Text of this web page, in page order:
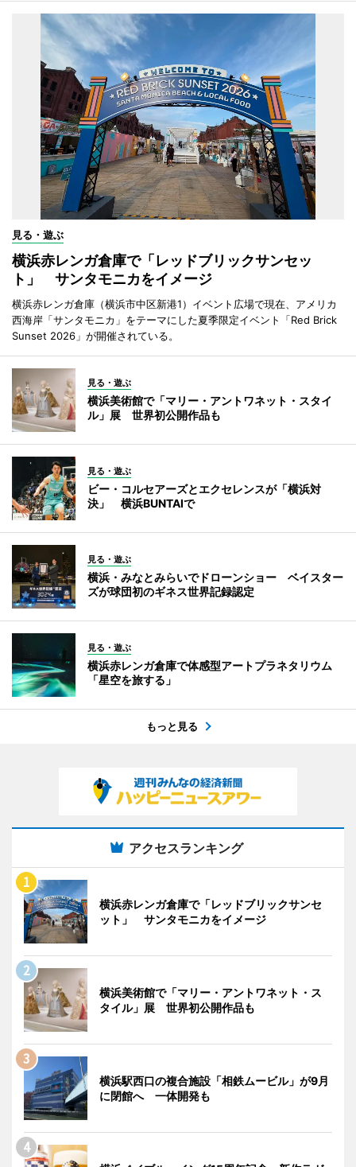
見る・遊ぶ
横浜赤レンガ倉庫で「レッドブリックサンセッ
ト」 サンタモニカをイメージ
横浜赤レンガ倉庫（横浜市中区新港1）イベント広場で現在、アメリカ
西海岸「サンタモニカ」をテーマにした夏季限定イベント「Red Brick
Sunset 2026」が開催されている。
見る・遊ぶ
横浜美術館で「マリー・アントワネット・スタイ
ル」展 世界初公開作品も
見る・遊ぶ
ビー・コルセアーズとエクセレンスが「横浜対
決」 横浜BUNTAIで
見る・遊ぶ
横浜・みなとみらいでドローンショー ベイスター
ズが球団初のギネス世界記録認定
見る・遊ぶ
横浜赤レンガ倉庫で体感型アートプラネタリウム
「星空を旅する」
もっと見る
アクセスランキング
横浜赤レンガ倉庫で「レッドブリックサンセ
ット」 サンタモニカをイメージ
横浜美術館で「マリー・アントワネット・ス
タイル」展 世界初公開作品も
横浜駅西口の複合施設「相鉄ムービル」が9月
に閉館へ 一体開発も